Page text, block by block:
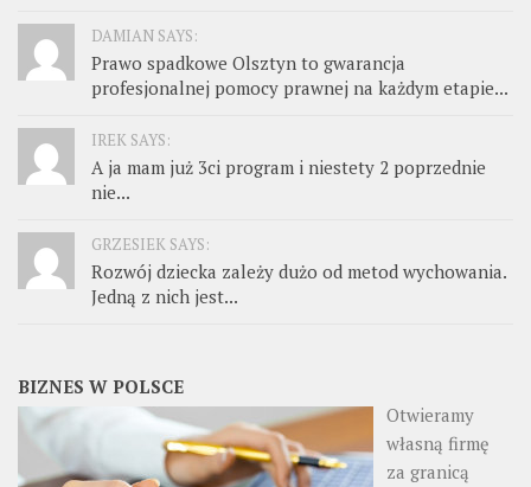
DAMIAN SAYS:
Prawo spadkowe Olsztyn to gwarancja
profesjonalnej pomocy prawnej na każdym etapie...
IREK SAYS:
A ja mam już 3ci program i niestety 2 poprzednie
nie...
GRZESIEK SAYS:
Rozwój dziecka zależy dużo od metod wychowania.
Jedną z nich jest...
BIZNES W POLSCE
Otwieramy
własną firmę
za granicą